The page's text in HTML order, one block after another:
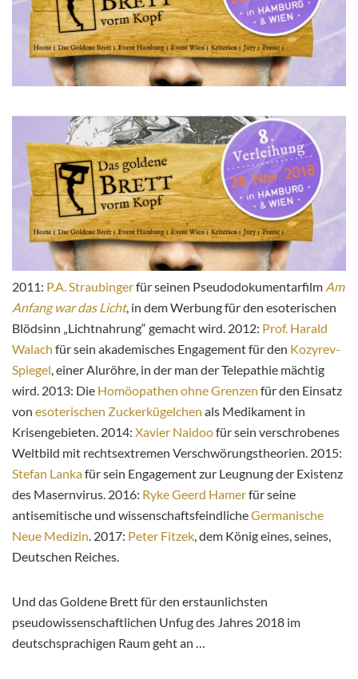
2011: P.A. Straubingerfür seinen Pseudodokumentarfilm Am
Anfang war das Licht, in dem Werbung für den esoterischen
Blödsinn „Lichtnahrung“ gemacht wird. 2012: Prof. Harald
Walach für sein akademisches Engagement für den Kozyrev-
Spiegel, einer Aluröhre, in der man der Telepathie mächtig
wird. 2013: Die Homöopathen ohne Grenzen für den Einsatz
von esoterischen Zuckerkügelchen als Medikament in
Krisengebieten. 2014: Xavier Naidoofür sein verschrobenes
Weltbild mit rechtsextremen Verschwörungstheorien. 2015:
Stefan Lankafür sein Engagement zur Leugnung der Existenz
des Masernvirus. 2016: Ryke Geerd Hamerfür seine
antisemitische und wissenschaftsfeindlicheGermanische
Neue Medizin. 2017: Peter Fitzek, dem König eines, seines,
Deutschen Reiches.
Und das Goldene Brett für den erstaunlichsten
pseudowissenschaftlichen Unfug des Jahres 2018 im
deutschsprachigen Raum geht an …